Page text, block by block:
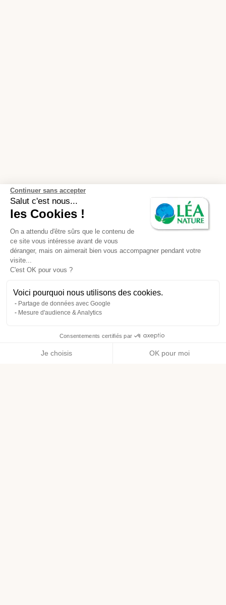
Continuer sans accepter
Salut c'est nous...
les Cookies !
On a attendu d'être sûrs que le contenu de
ce site vous intéresse avant de vous
déranger, mais on aimerait bien vous accompagner pendant votre
visite...
C'est OK pour vous ?
Voici pourquoi nous utilisons des cookies.
Partage de données avec Google
Mesure d'audience & Analytics
Consentements certifiés par
Je choisis OK pour moi